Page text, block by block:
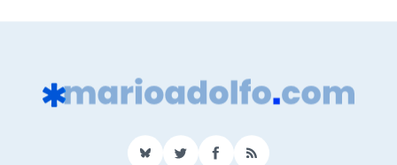
BlueSkyTwitterFacebook
RSS